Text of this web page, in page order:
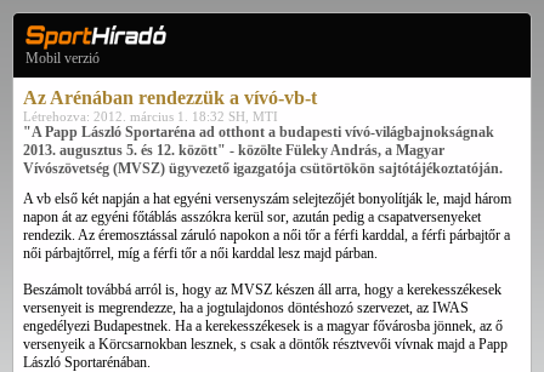
Mobil verzió
Az Arénában rendezzük a vívó-vb-t
Létrehozva: 2012. március 1. 18:32 SH, MTI
"A Papp László Sportaréna ad otthont a budapesti vívó-világbajnokságnak
2013. augusztus 5. és 12. között" - közölte Füleky András, a Magyar
Vívószövetség (MVSZ) ügyvezető igazgatója csütörtökön sajtótájékoztatóján.
A vb első két napján a hat egyéni versenyszám selejtezőjét bonyolítják le, majd három
napon át az egyéni főtáblás asszókra kerül sor, azután pedig a csapatversenyeket
rendezik. Az éremosztással záruló napokon a női tőr a férfi karddal, a férfi párbajtőr a
női párbajtőrrel, míg a férfi tőr a női karddal lesz majd párban.
Beszámolt továbbá arról is, hogy az MVSZ készen áll arra, hogy a kerekesszékesek
versenyeit is megrendezze, ha a jogtulajdonos döntéshozó szervezet, az IWAS
engedélyezi Budapestnek. Ha a kerekesszékesek is a magyar fővárosba jönnek, az ő
versenyeik a Körcsarnokban lesznek, s csak a döntők résztvevői vívnak majd a Papp
László Sportarénában.